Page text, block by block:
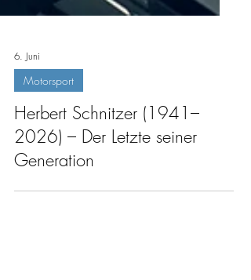
6. Juni
Motorsport
Herbert Schnitzer (1941–
2026) – Der Letzte seiner